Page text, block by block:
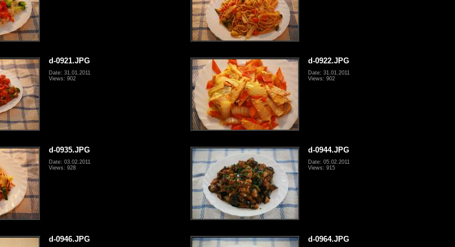
d-0921.JPG
Date: 31.01.2011
Views: 902
d-0922.JPG
Date: 31.01.2011
Views: 902
d-0935.JPG
Date: 03.02.2011
Views: 928
d-0944.JPG
Date: 05.02.2011
Views: 915
d-0946.JPG d-0964.JPG